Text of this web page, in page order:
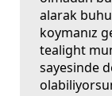
alarak
koymanız
tealight
sayesinde